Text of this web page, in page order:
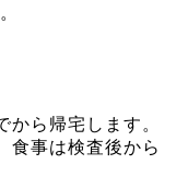
ら帰宅します。
食事は検査後から